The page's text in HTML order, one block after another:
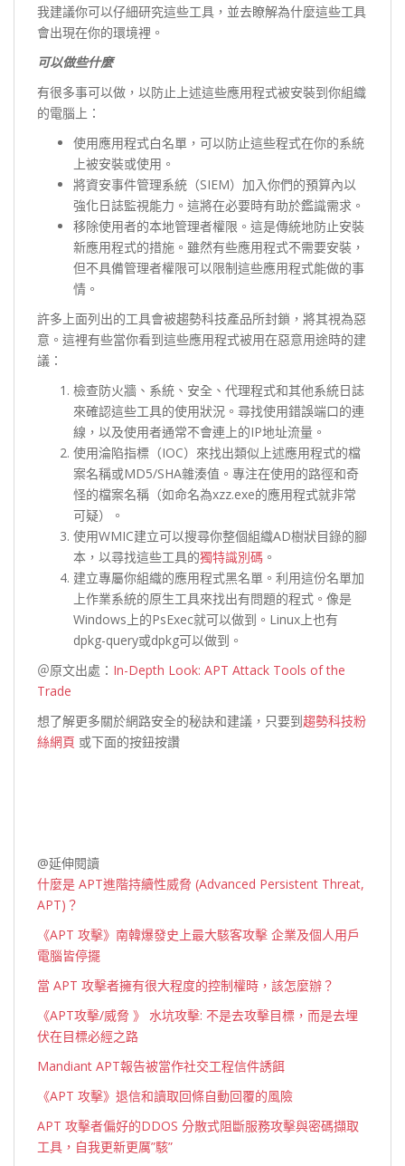
我建議你可以仔細研究這些工具，並去瞭解為什麼這些工具
會出現在你的環境裡。
可以做些什麼
有很多事可以做，以防止上述這些應用程式被安裝到你組織
的電腦上：
使用應用程式白名單，可以防止這些程式在你的系統
上被安裝或使用。
將資安事件管理系統（SIEM）加入你們的預算內以
強化日誌監視能力。這將在必要時有助於鑑識需求。
移除使用者的本地管理者權限。這是傳統地防止安裝
新應用程式的措施。雖然有些應用程式不需要安裝，
但不具備管理者權限可以限制這些應用程式能做的事
情。
許多上面列出的工具會被趨勢科技產品所封鎖，將其視為惡
意。這裡有些當你看到這些應用程式被用在惡意用途時的建
議：
檢查防火牆、系統、安全、代理程式和其他系統日誌
來確認這些工具的使用狀況。尋找使用錯誤端口的連
線，以及使用者通常不會連上的IP地址流量。
使用淪陷指標（IOC）來找出類似上述應用程式的檔
案名稱或MD5/SHA雜湊值。專注在使用的路徑和奇
怪的檔案名稱（如命名為xzz.exe的應用程式就非常
可疑）。
使用WMIC建立可以搜尋你整個組織AD樹狀目錄的腳
本，以尋找這些工具的獨特識別碼 。
建立專屬你組織的應用程式黑名單。利用這份名單加
上作業系統的原生工具來找出有問題的程式。像是
Windows上的PsExec就可以做到。Linux上也有
dpkg-query或dpkg可以做到。
＠原文出處： In-Depth Look: APT Attack Tools of the
Trade
想了解更多關於網路安全的秘訣和建議，只要到趨勢科技粉
絲網頁 或下面的按鈕按讚
@延伸閱讀
什麼是 APT進階持續性威脅 (Advanced Persistent Threat,
APT)？
《APT 攻擊》南韓爆發史上最大駭客攻擊 企業及個人用戶
電腦皆停擺
當 APT 攻擊者擁有很大程度的控制權時，該怎麼辦？
《APT攻擊/威脅 》 水坑攻擊: 不是去攻擊目標，而是去埋
伏在目標必經之路
Mandiant APT報告被當作社交工程信件誘餌
《APT 攻擊》退信和讀取回條自動回覆的風險
APT 攻擊者偏好的DDOS 分散式阻斷服務攻擊與密碼擷取
工具，自我更新更厲”駭”